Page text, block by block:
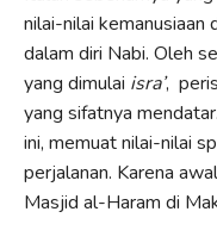
nilai-nilai kemanusiaan
dalam diri Nabi. Oleh
yang dimulai isra’,
yang sifatnya
ini, memuat nilai-nilai
perjalanan. Karena
Masjid al-Haram di